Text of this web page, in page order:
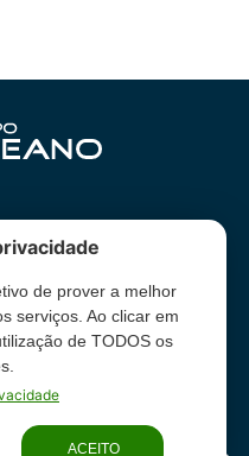
-
de prover a melhor
serviços. Ao clicar em
de TODOS os
ACEITO